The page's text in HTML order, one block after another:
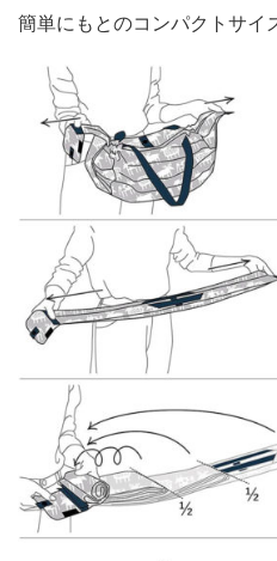
簡単にもとのコンパクトサイ